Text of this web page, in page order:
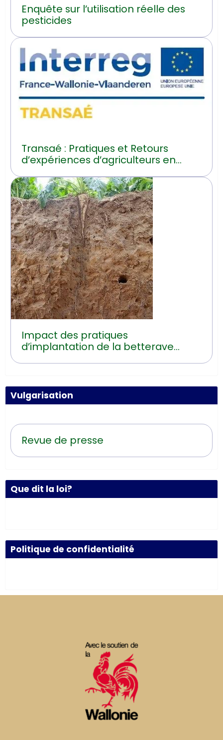
Enquête sur l’utilisation réelle des
pesticides
Transaé : Pratiques et Retours
d’expériences d’agriculteurs en
Impact des pratiques
d’implantation de la betterave
Vulgarisation
Revue de presse
Que dit la loi?
Politique de confidentialité